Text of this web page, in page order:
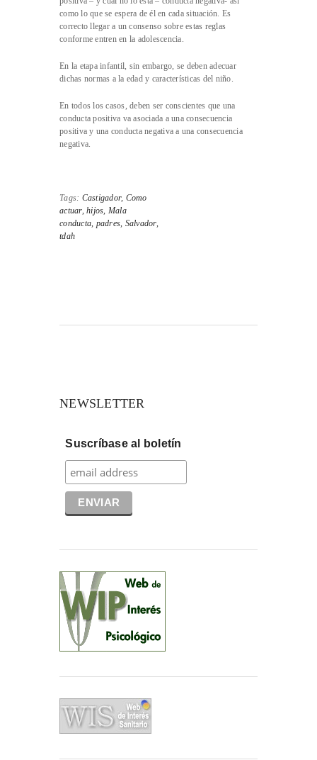
como lo que se espera de él en cada situación. Es
correcto llegar a un consenso sobre estas reglas
conforme entren en la adolescencia.
En la etapa infantil, sin embargo, se deben adecuar
dichas normas a la edad y características del niño.
En todos los casos, deben ser conscientes que una
conducta positiva va asociada a una consecuencia
positiva y una conducta negativa a una consecuencia
negativa.
Tags: Castigador, Como
actuar, hijos, Mala
conducta, padres, Salvador,
tdah
NEWSLETTER
Suscríbase al boletín